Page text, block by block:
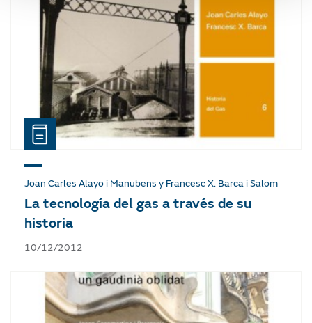
Joan Carles Alayo i Manubens y Francesc X. Barca i Salom
La tecnología del gas a través de su
historia
10/12/2012